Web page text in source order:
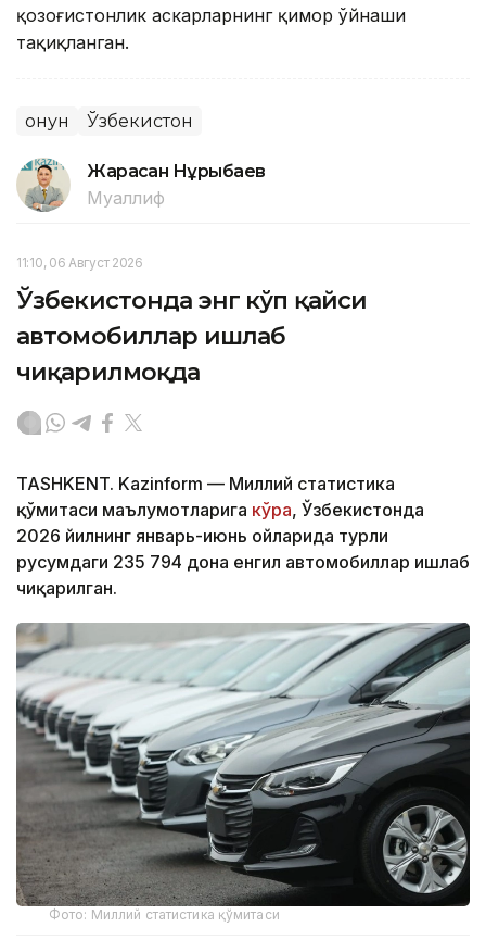
қозоғистонлик аскарларнинг қимор ўйнаши
тақиқланган.
Қонун Ўзбекистон
Жарасқан Нұрыбаев
Муаллиф
11:10, 06 Август 2026
Ўзбекистонда энг кўп қайси
автомобиллар ишлаб
чиқарилмоқда
TASHKENT. Kazinform — Миллий статистика
қўмитаси маълумотларига кўра, Ўзбекистонда
2026 йилнинг январь-июнь ойларида турли
русумдаги 235 794 дона енгил автомобиллар ишлаб
чиқарилган.
Фото: Миллий статистика қўмитаси